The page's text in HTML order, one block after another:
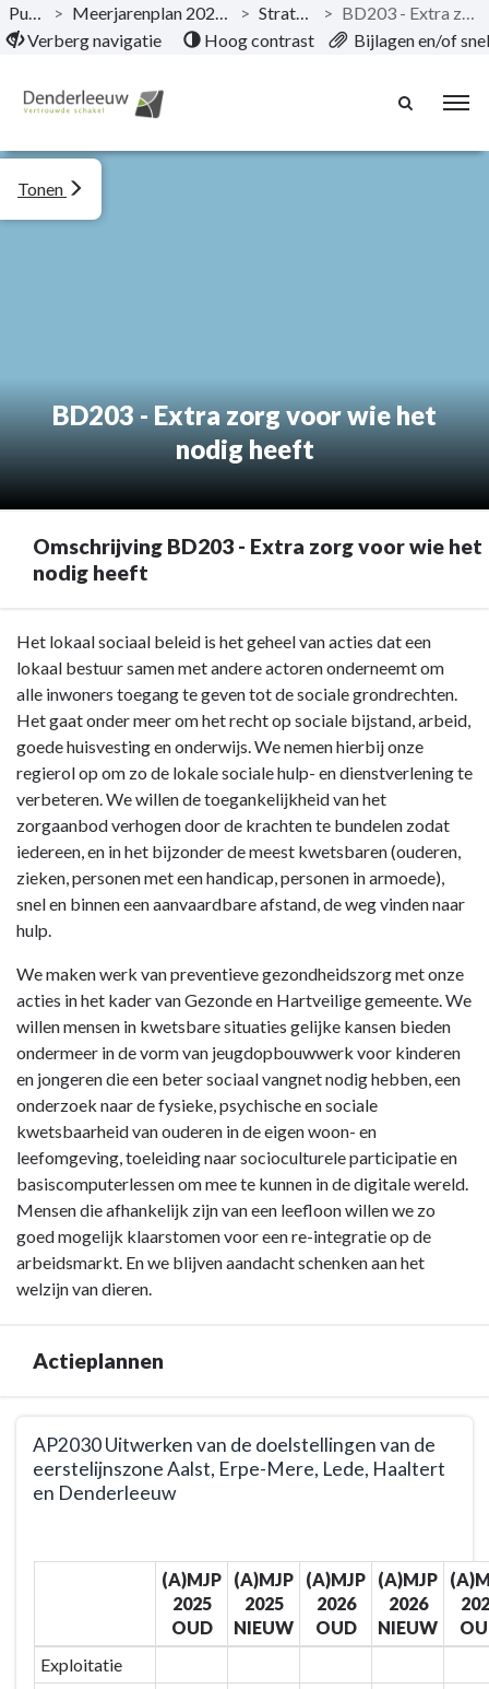
Naar hoofdinhoud
Publicaties > Meerjarenplan 2020-2025 (versie 2025_1-2026_0) > Strategische nota >
BD203 - Extra zorg voor wie het nodig heeft
Verberg navigatie
Hoog contrast Bijlagen en/of
BD203 - Extra zorg voor wie het
nodig heeft
Tonen
Omschrijving BD203 - Extra zorg voor wie het
nodig heeft
Terug
naar
navigatie
BD203
Extra
zorg
voor
wie
het
nodig
Omschrijving
BD203
Extra
zorg
voor
wie
het
nodig
heeft
Het lokaal sociaal beleid is het geheel van acties dat een
lokaal bestuur samen met andere actoren onderneemt om
alle inwoners toegang te geven tot de sociale grondrechten.
Het gaat onder meer om het recht op sociale bijstand, arbeid,
goede huisvesting en onderwijs. We nemen hierbij onze
regierol op om zo de lokale sociale hulp- en dienstverlening te
verbeteren. We willen de toegankelijkheid van het
zorgaanbod verhogen door de krachten te bundelen zodat
iedereen, en in het bijzonder de meest kwetsbaren (ouderen,
zieken, personen met een handicap, personen in armoede),
snel en binnen een aanvaardbare afstand, de weg vinden naar
hulp.
We maken werk van preventieve gezondheidszorg met onze
acties in het kader van Gezonde en Hartveilige gemeente. We
willen mensen in kwetsbare situaties gelijke kansen bieden
ondermeer in de vorm van jeugdopbouwwerk voor kinderen
en jongeren die een beter sociaal vangnet nodig hebben, een
onderzoek naar de fysieke, psychische en sociale
kwetsbaarheid van ouderen in de eigen woon- en
leefomgeving, toeleiding naar socioculturele participatie en
basiscomputerlessen om mee te kunnen in de digitale wereld.
Mensen die afhankelijk zijn van een leefloon willen we zo
goed mogelijk klaarstomen voor een re-integratie op de
arbeidsmarkt. En we blijven aandacht schenken aan het
welzijn van dieren.
Actieplannen
navigatie
AP2030 Uitwerken van de doelstellingen van de
eerstelijnszone Aalst, Erpe-Mere, Lede, Haaltert
en Denderleeuw
naar
(A)MJP
2025
OUD
(A)MJP
2025
NIEUW
(A)MJP
2026
OUD
(A)MJP
2026
NIEUW
Exploitatie